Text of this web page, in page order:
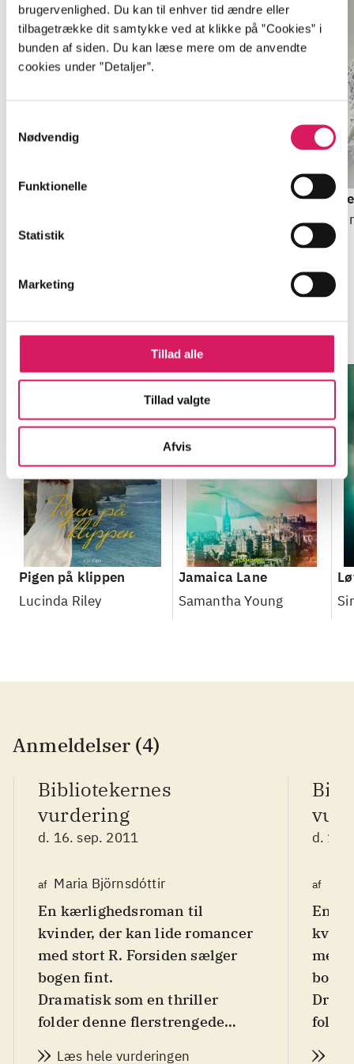
brugervenlighed. Du kan til enhver tid ændre eller
tilbagetrække dit samtykke ved at klikke på ”Cookies” i
bunden af siden. Du kan læse mere om de anvendte
cookies under ”Detaljer”.
Nødvendig
Funktionelle
Statistik
Marketing
Tillad alle
Tillad valgte
Afvis
Del 1 -
Ægtepagten
Forpligtelser
Pigen på klippen
Lucinda Riley
Jamaica Lane
Samantha Young
Anmeldelser (4)
Bibliotekernes
vurdering
d. 16. sep. 2011
af Maria Björnsdóttir
En kærlighedsroman til
kvinder, der kan lide romancer
med stort R. Forsiden sælger
bogen fint.
Dramatisk som en thriller
folder denne flerstrengede
Læs hele vurderingen
d. 16.
af
En
med